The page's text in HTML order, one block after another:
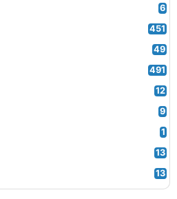
6
451
49
491
12
9
1
13
13